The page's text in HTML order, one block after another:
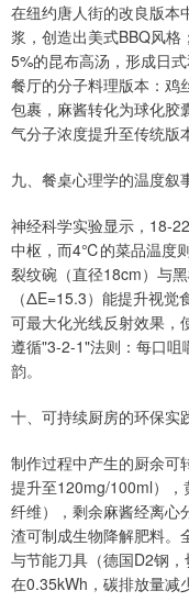
在纽约唐人街的改良版本
浆，创造出美式BBQ风
5%的昆布高汤，形成日
餐厅的分子料理版本：
包裹，麻酱转化为球化胶
气分子浓度提升至传统版
九、餐桌心理学的温度叙
神经科学实验显示，18-
中枢，而4℃的菜品温度
裂纹碗（直径18cm）与
（ΔE=15.3）能提升视觉
可最大化光线反射效果，
遵循"3-2-1"法则：每口咀
韵。
十、可持续厨房的环保实
制作过程中产生的厨余可
提升至120mg/100ml）
纤维），剩余麻酱经离心
渣可制成生物降解肥料。
与节能刀具（德国D2钢
在0.35kWh，碳排放量减